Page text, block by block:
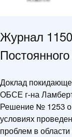
Журнал
Доклад
ОБСЕ г-на
Решение № 1253 о
условиях
проблем в